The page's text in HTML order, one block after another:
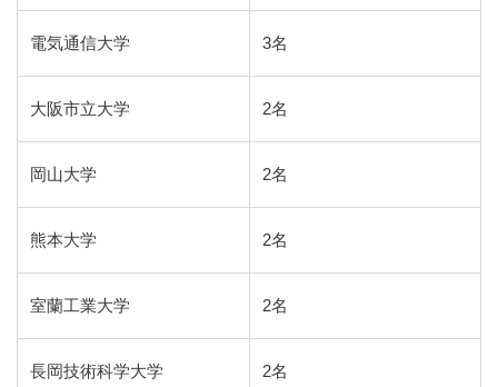
電気通信大学 3名
大阪市立大学 2名
岡山大学 2名
熊本大学 2名
室蘭工業大学 2名
長岡技術科学大学 2名